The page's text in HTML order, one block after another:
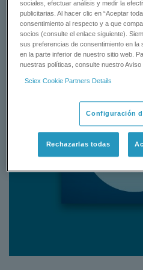
sociales, efectuar análisis y medir la
publicitarias. Al hacer clic en “Aceptar
consentimiento al respecto y a que
socios (consulte el enlace siguiente).
sus preferencias de consentimiento en la
en la parte inferior de nuestro sitio web.
nuestras políticas, consulte nuestro Aviso
Sciex Cookie Partners Details
Configuración
Rechazarlas todas